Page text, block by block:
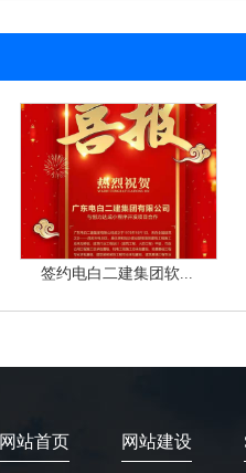
签约电白二建集团软...
网站首页 网站建设